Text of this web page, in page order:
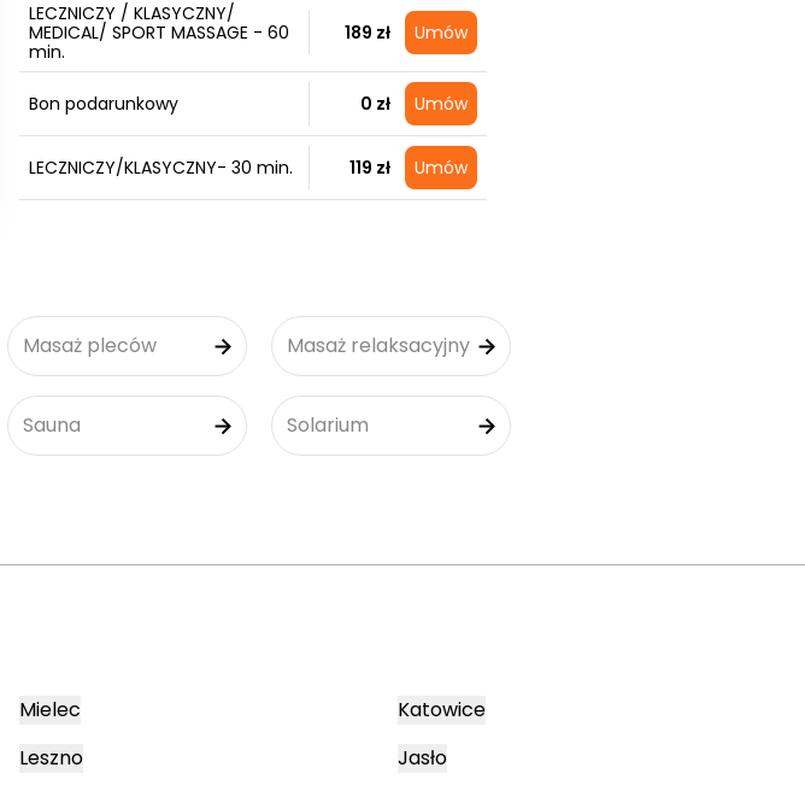
LECZNICZY / KLASYCZNY/
MEDICAL/ SPORT MASSAGE - 60
min.
189 zł Umów
Bon podarunkowy 0 zł Umów
LECZNICZY/KLASYCZNY- 30 min. 119 zł Umów
Masaż pleców Masaż relaksacyjny
Sauna Solarium
Mielec
Leszno
Katowice
Jasło